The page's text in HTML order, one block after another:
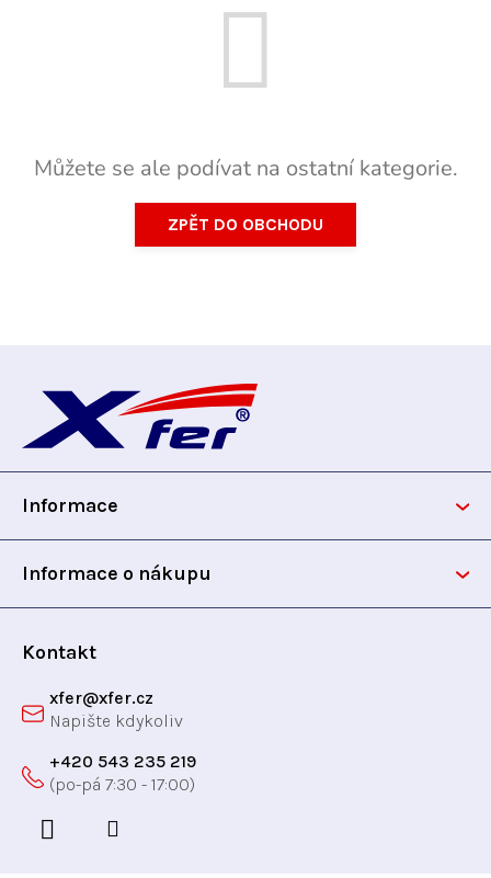
Můžete se ale podívat na ostatní kategorie.
ZPĚT DO OBCHODU
p
Informace
Informace o nákupu
Kontakt
xfer@xfer.cz
+420 543 235 219